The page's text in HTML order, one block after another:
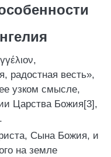
радостная весть»,
узком смысле,
Царства Божия[3],
Сына Божия, и
на земле